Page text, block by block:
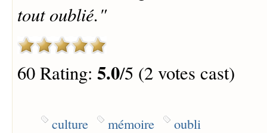
tout oublié."
60 Rating: 5.0/5 (2 votes cast)
culture mémoire oubli